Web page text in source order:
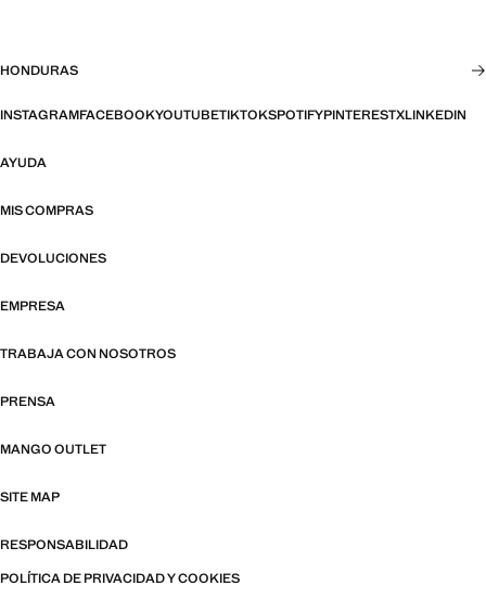
HONDURAS
INSTAGRAMFACEBOOKYOUTUBETIKTOKSPOTIFYPINTERESTXLINKEDIN
AYUDA
MIS COMPRAS
DEVOLUCIONES
EMPRESA
TRABAJA CON NOSOTROS
PRENSA
MANGO OUTLET
SITE MAP
RESPONSABILIDAD
POLÍTICA DE PRIVACIDAD Y COOKIES